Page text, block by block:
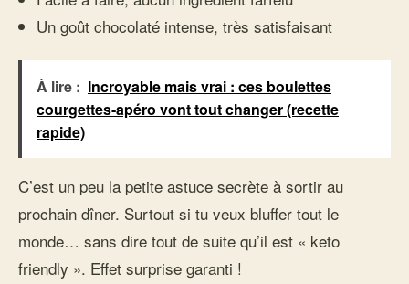
Un goût chocolaté intense, très satisfaisant
À lire : Incroyable mais vrai : ces boulettes
courgettes-apéro vont tout changer (recette
rapide)
C’est un peu la petite astuce secrète à sortir au
prochain dîner. Surtout si tu veux bluffer tout le
monde… sans dire tout de suite qu’il est « keto
friendly ». Effet surprise garanti !